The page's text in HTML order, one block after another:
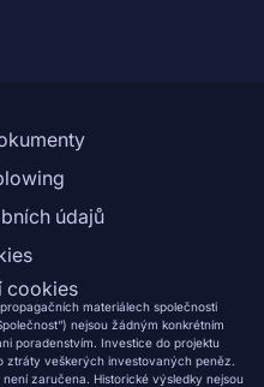
údajů
cookies
materiálech společnosti
nejsou žádným konkrétním
poradenstvím. Investice do projektu
ztráty veškerých investovaných peněz.
zaručena. Historické výsledky nejsou